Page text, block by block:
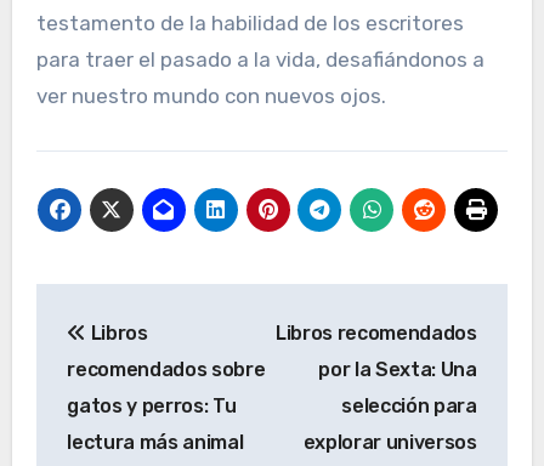
testamento de la habilidad de los escritores
para traer el pasado a la vida, desafiándonos a
ver nuestro mundo con nuevos ojos.
de
entradas
Libros
recomendados sobre
gatos y perros: Tu
lectura más animal
Libros recomendados
por la Sexta: Una
selección para
explorar universos